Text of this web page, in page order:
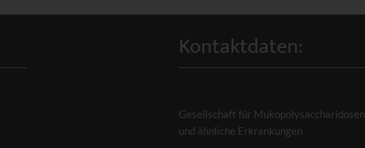
Kontaktdaten:
Gesellschaft für Mukopolysaccharidosen
und ähnliche Erkrankungen